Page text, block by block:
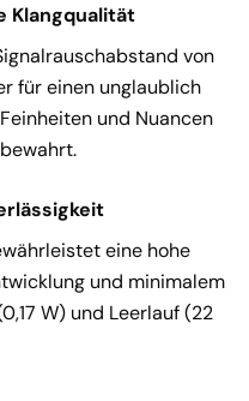
Klangqualität
von
für einen unglaublich
und Nuancen
eine hohe
und minimalem
W) und Leerlauf (22